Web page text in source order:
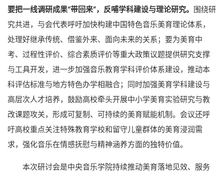
要把一线调研成果“带回来”，反哺学科建设与理论研究。
围绕研
究共进，与会代表呼吁加快构建中国特色音乐美育理论体系，
处理好继承传统、借鉴外来、面向未来的关系；要为美育中
考、过程性评价、综合素质评价等重大政策议题提供研究支撑
与工具开发，进一步加强音乐教育学科评价体系建设，推动本
科评估标准与地方特色办学相融合；同时加强美育学科建设与
高层次人才培养，鼓励高校牵头开展中小学美育实验研究与教
改课题攻关，形成可复制、可持续的美育赋能机制。会议还呼
吁高校重点关注特殊教育学校和留守儿童群体的美育浸润需
求，强化音乐在情感抚慰与精神涵养方面的独特价值。
本次研讨会是中央音乐学院持续推动美育落地见效、服务